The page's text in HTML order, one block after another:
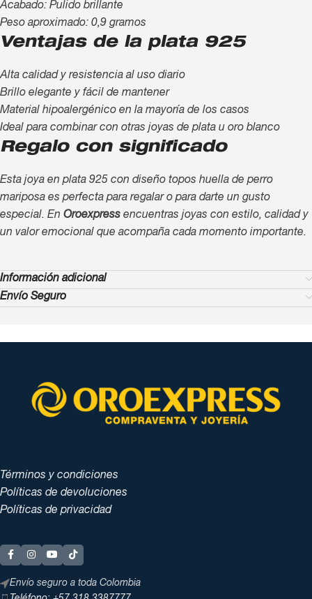
Acabado: Pulido brillante
Peso aproximado: 0,9 gramos
Ventajas de la plata 925
Alta calidad y resistencia al uso diario
Brillo elegante y fácil de mantener
Material hipoalergénico en la mayoría de los casos
Ideal para combinar con otras joyas de plata u oro blanco
Regalo con significado
Esta joya en plata 925 con diseño topos huella de perro
mariposa es perfecta para regalar o para darte un gusto
especial. En Oroexpress encuentras joyas con estilo, calidad y
un valor emocional que acompaña cada momento importante.
Información adicional
Envío Seguro
Términos y condiciones
Políticas de devoluciones
Políticas de privacidad
Envío seguro a toda Colombia